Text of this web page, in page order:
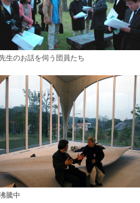
生のお話を伺う団員たち
騰中